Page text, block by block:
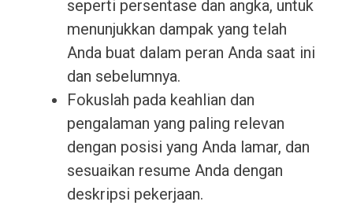
seperti persentase dan angka, untuk
menunjukkan dampak yang telah
Anda buat dalam peran Anda saat ini
dan sebelumnya.
Fokuslah pada keahlian dan
pengalaman yang paling relevan
dengan posisi yang Anda lamar, dan
sesuaikan resume Anda dengan
deskripsi pekerjaan.